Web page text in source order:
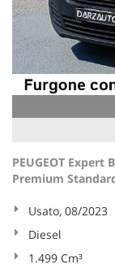
PEUGEOT Expert
Premium
Usato, 08/2023
Diesel
1.499 Cm³